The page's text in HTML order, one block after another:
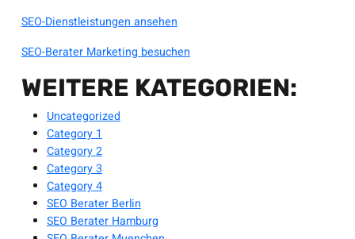
SEO-Dienstleistungen ansehen
SEO-Berater Marketing besuchen
WEITERE KATEGORIEN:
Uncategorized
Category 1
Category 2
Category 3
Category 4
SEO Berater Berlin
SEO Berater Hamburg